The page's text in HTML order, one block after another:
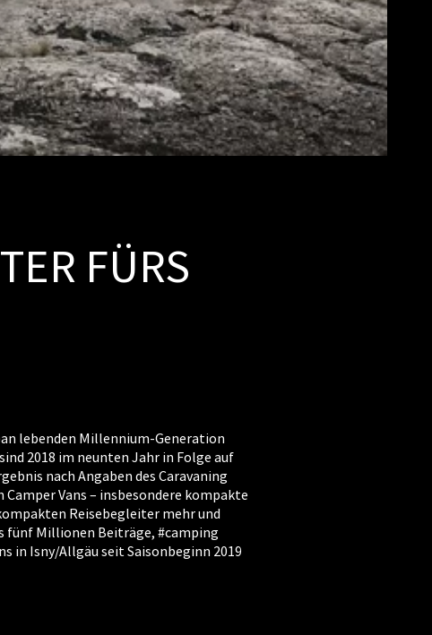
FÜRS
lebenden Millennium-Generation
2018 im neunten Jahr in Folge auf
nach Angaben des Caravaning
Vans – insbesondere kompakte
Reisebegleiter mehr und
fünf Millionen Beiträge, #camping
in Isny/Allgäu seit Saisonbeginn 2019